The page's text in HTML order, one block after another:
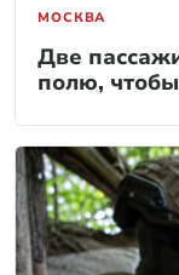
МОСКВА
Две
полю,